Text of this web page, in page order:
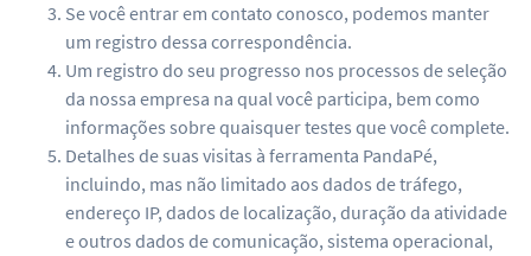
Se você entrar em contato conosco, podemos manter
um registro dessa correspondência.
Um registro do seu progresso nos processos de seleção
da nossa empresa na qual você participa, bem como
informações sobre quaisquer testes que você complete.
Detalhes de suas visitas à ferramenta PandaPé,
incluindo, mas não limitado aos dados de tráfego,
endereço IP, dados de localização, duração da atividade
e outros dados de comunicação, sistema operacional,